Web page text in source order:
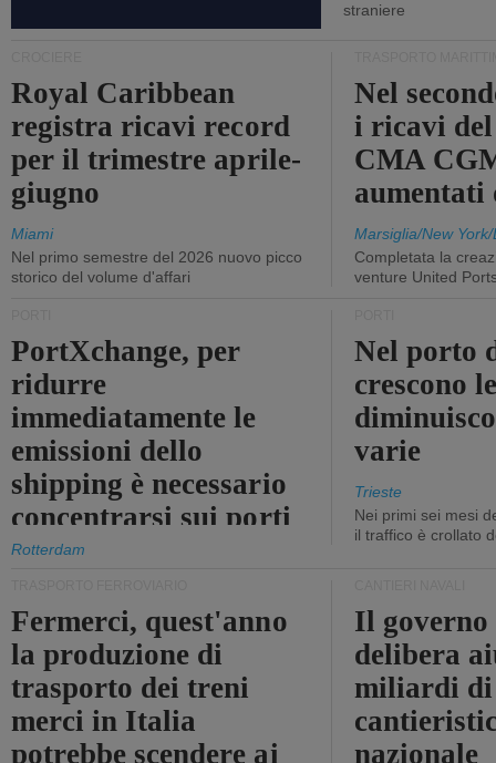
straniere
Royal Caribbean
registra ricavi record
per il trimestre aprile-
giugno
Miami
Nel primo semestre del 2026 nuovo picco
storico del volume d'affari
Nel
i ricavi
CMA
aumentati
Marsiglia/New
Completata la
venture United
PortXchange, per
ridurre
immediatamente le
emissioni dello
shipping è necessario
concentrarsi sui porti
Rotterdam
Nel porto
crescono
varie
Trieste
Nei primi sei mesi
il traffico è crollato
Fermerci, quest'anno
la produzione di
trasporto dei treni
merci in Italia
potrebbe scendere ai
Il
delibera
miliardi
nazionale